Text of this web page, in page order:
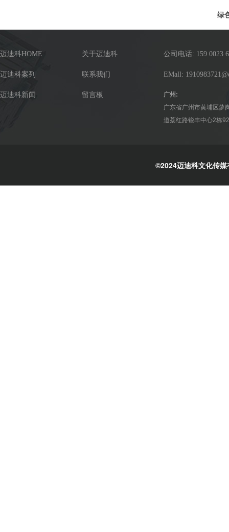
绿
迈迪科HOME
迈迪科案列
迈迪科新闻
关于迈迪科
联系我们
留言板
公司电话: 159 0023
EMall:
广州:
广东省广州市黄埔区萝
道荔红路锐丰中心2栋
©2024迈迪科文化传